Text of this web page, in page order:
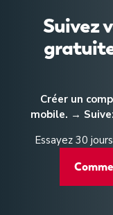
Suivez
Créer un
mobile. →
Essayez 30